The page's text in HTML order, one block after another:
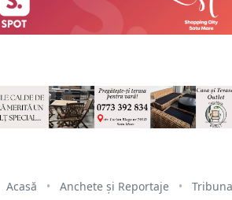
Acasă • Anchete și Reportaje •